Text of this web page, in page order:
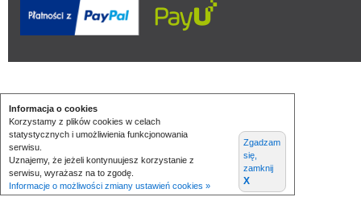
Informacja o cookies
Korzystamy z plików cookies w celach
statystycznych i umożliwienia funkcjonowania
serwisu.
Uznajemy, że jeżeli kontynuujesz korzystanie z
serwisu, wyrażasz na to zgodę.
Informacje o możliwości zmiany ustawień cookies »
Zgadzam
się,
zamknij
X